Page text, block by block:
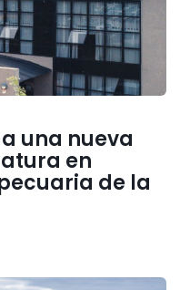
una nueva
en
de la